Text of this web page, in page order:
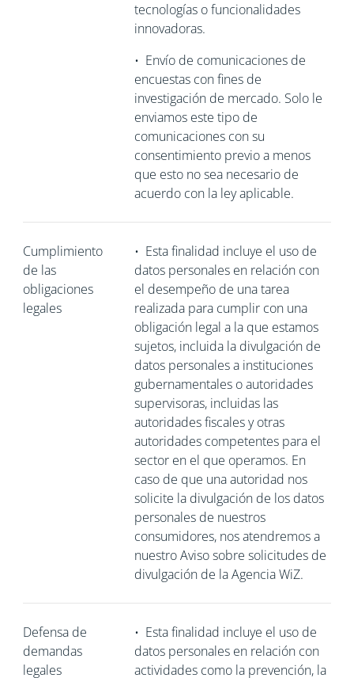
tecnologías o funcionalidades
innovadoras.
• Envío de comunicaciones de
encuestas con fines de
investigación de mercado. Solo le
enviamos este tipo de
comunicaciones con su
consentimiento previo a menos
que esto no sea necesario de
acuerdo con la ley aplicable.
Cumplimiento
de las
obligaciones
legales
• Esta finalidad incluye el uso de
datos personales en relación con
el desempeño de una tarea
realizada para cumplir con una
obligación legal a la que estamos
sujetos, incluida la divulgación de
datos personales a instituciones
gubernamentales o autoridades
supervisoras, incluidas las
autoridades fiscales y otras
autoridades competentes para el
sector en el que operamos. En
caso de que una autoridad nos
solicite la divulgación de los datos
personales de nuestros
consumidores, nos atendremos a
nuestro Aviso sobre solicitudes de
divulgación de la Agencia WiZ.
Defensa de
demandas
legales
• Esta finalidad incluye el uso de
datos personales en relación con
actividades como la prevención, la